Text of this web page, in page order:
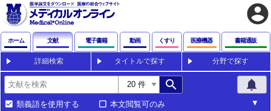
account_circle
ホーム 文献 電子書籍 動画 くすり 医療機器 書籍通販
詳細検索 タイトルで探す 分野で探す
search notifications
類義語を使用する 本文閲覧可のみ